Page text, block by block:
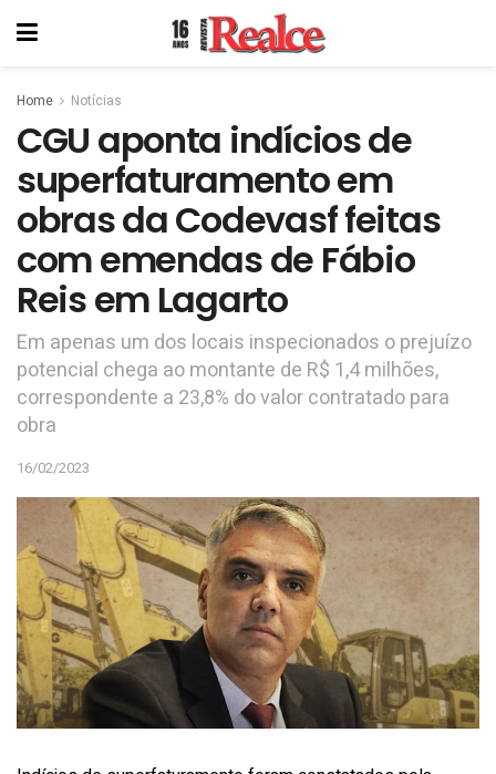
Home Notícias
CGU aponta indícios de
superfaturamento em
obras da Codevasf feitas
com emendas de Fábio
Reis em Lagarto
Em apenas um dos locais inspecionados o prejuízo
potencial chega ao montante de R$ 1,4 milhões,
correspondente a 23,8% do valor contratado para
obra
16/02/2023